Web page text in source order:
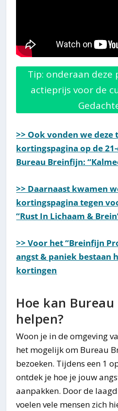
Tip: onderaan deze
actieprijs voor de
>> Ook vonden we
kortingspagina op de
Bureau Breinfijn:
>> Daarnaast kwamen
kortingspagina tegen
“Rust In Lichaam &
>> Voor het “Breinfijn
angst & paniek bestaan
kortingen
Hoe kan
helpen?
Woon je in de omgeving
het mogelijk om Bureau
bezoeken. Tijdens een 1
ontdek je hoe je jouw
aanpakken. Door de
voelen vele mensen zich